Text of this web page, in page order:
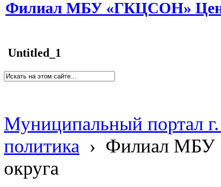
Филиал МБУ «ГКЦСОН»
Untitled_1
Муниципальный портал
политика › Филиал МБУ
округа